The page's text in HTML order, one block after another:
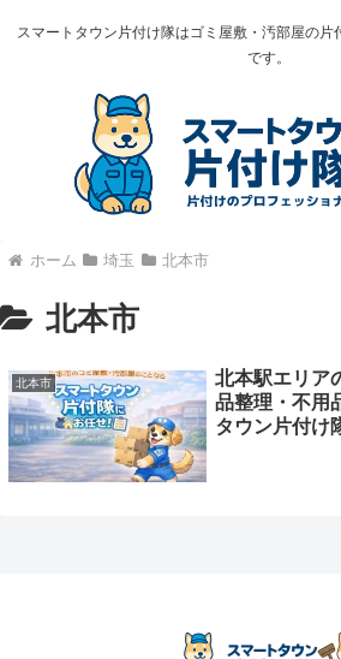
スマートタウン片付け隊はゴミ屋敷・汚部屋の片
です。
ホーム 埼玉 北本市
北本市
北本市
北本駅エリア
品整理・不用
タウン片付け